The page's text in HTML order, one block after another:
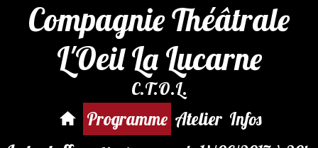
Compagnie Théâtrale
L'Oeil La Lucarne
C.T.O.L.
Programme Atelier Infos
Par mail :
reservation@compagnie-
loeil.fr